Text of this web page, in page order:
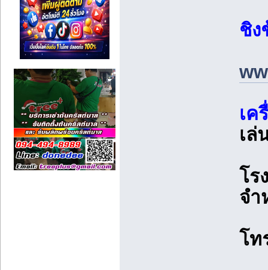
ชิง
เค
เล่
โร
จำ
โ